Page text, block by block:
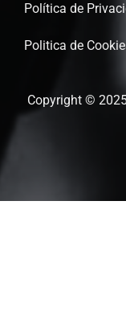
Política de
Politica de
Copyright ©